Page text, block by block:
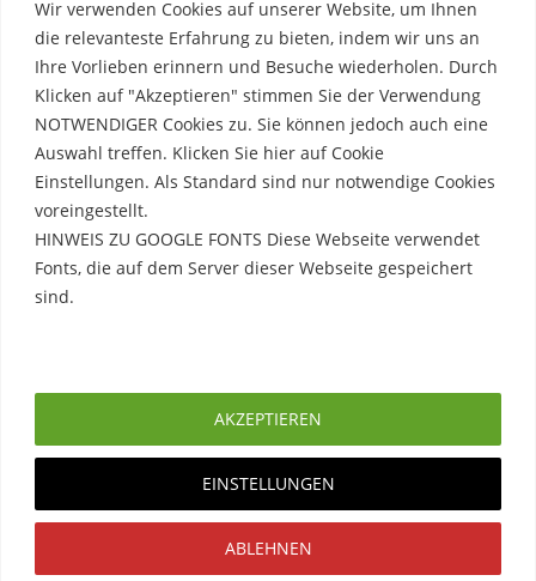
Wir verwenden Cookies auf unserer Website, um Ihnen
die relevanteste Erfahrung zu bieten, indem wir uns an
Ihre Vorlieben erinnern und Besuche wiederholen. Durch
Klicken auf "Akzeptieren" stimmen Sie der Verwendung
NOTWENDIGER Cookies zu. Sie können jedoch auch eine
Auswahl treffen. Klicken Sie hier auf Cookie
Einstellungen. Als Standard sind nur notwendige Cookies
voreingestellt.
HINWEIS ZU GOOGLE FONTS Diese Webseite verwendet
Fonts, die auf dem Server dieser Webseite gespeichert
sind.
EINSTELLUNGEN
ABLEHNEN
AKZEPTIEREN
Impressum
Datenschutzerklärung
Copyright © 2026. Created byMeks